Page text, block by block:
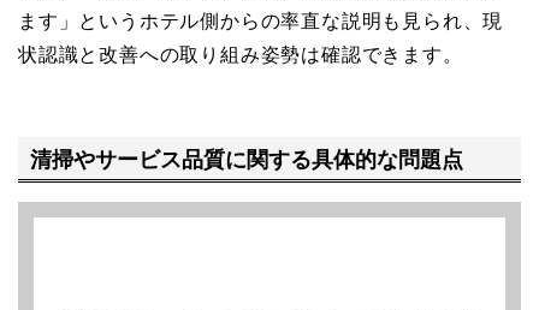
ます」というホテル側からの率直な説明も見られ、現
状認識と改善への取り組み姿勢は確認できます。
清掃やサービス品質に関する具体的な問題点